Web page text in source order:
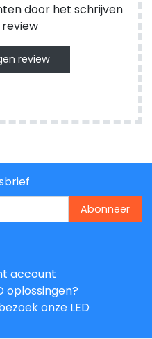
door het schrijven
review
Abonneer
account
oplossingen?
onze LED